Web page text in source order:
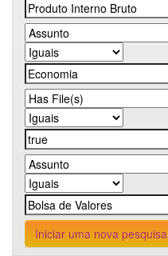
Iniciar uma nova pesquisa